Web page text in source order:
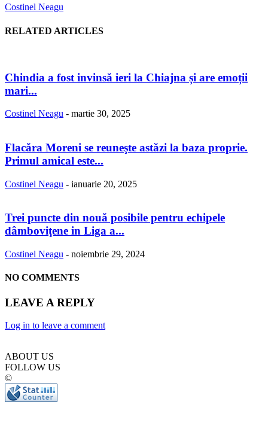
Costinel Neagu
RELATED ARTICLES
Chindia a fost invinsă ieri la Chiajna și are emoții
mari...
Costinel Neagu - martie 30, 2025
Flacăra Moreni se reuneşte astăzi la baza proprie.
Primul amical este...
Costinel Neagu - ianuarie 20, 2025
Trei puncte din nouă posibile pentru echipele
dâmboviţene in Liga a...
Costinel Neagu - noiembrie 29, 2024
NO COMMENTS
LEAVE A REPLY
Log in to leave a comment
ABOUT US
FOLLOW US
©